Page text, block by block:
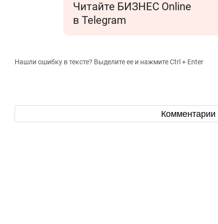
Читайте БИЗНЕС Online
в Telegram
Нашли ошибку в тексте? Выделите ее и нажмите Ctrl + Enter
Комментарии